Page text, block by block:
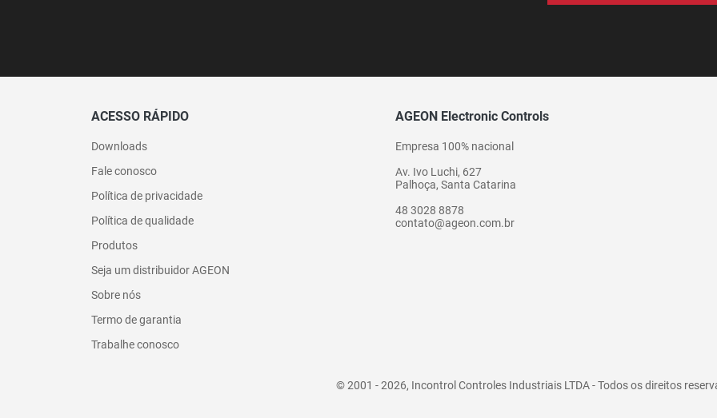
ACESSO RÁPIDO
Downloads
Fale conosco
Política de privacidade
Política de qualidade
Produtos
Seja um distribuidor AGEON
Sobre nós
Termo de garantia
Trabalhe conosco
AGEON Electronic Controls
Empresa 100% nacional
Av. Ivo Luchi, 627
Palhoça, Santa Catarina
48 3028 8878
contato@ageon.com.br
© 2001 - 2026, Incontrol Controles Industriais LTDA - Todos os direitos